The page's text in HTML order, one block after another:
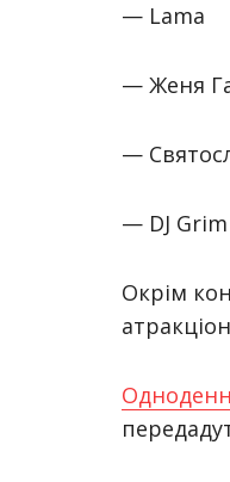
— Lama
— Женя
—
— DJ Grim
Окрім